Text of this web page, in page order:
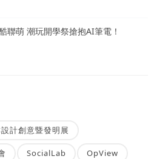
聯萌 潮玩開學祭搶抱AI筆電！
計創意暨發明展
SocialLab OpView